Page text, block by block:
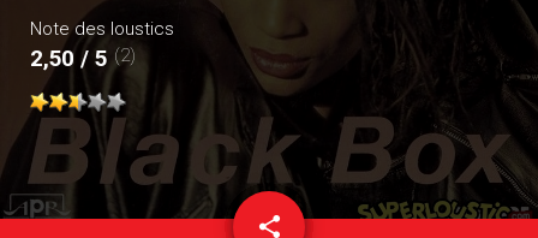
Note des loustics
2,50 / 5 (2)
share
email